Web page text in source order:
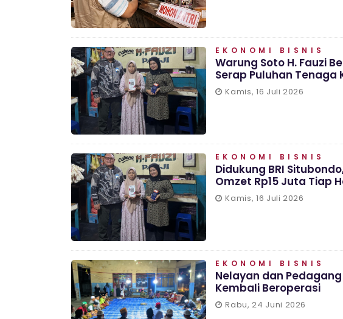
EKONOMI BISNIS
Warung Soto H. Fauzi
Serap Puluhan Tenaga
Kamis, 16 Juli 2026
EKONOMI BISNIS
Didukung BRI
Omzet Rp15 Juta Tiap
Kamis, 16 Juli 2026
EKONOMI BISNIS
Nelayan dan
Kembali Beroperasi
Rabu, 24 Juni 2026